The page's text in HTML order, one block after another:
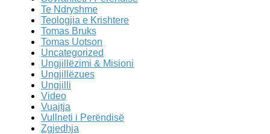
Te Ndryshme
Teologjia e Krishtere
Tomas Bruks
Tomas Uotson
Uncategorized
Ungjillëzimi & Misioni
Ungjillëzues
Ungjilli
Video
Vuajtja
Vullneti i Perëndisë
Zgjedhja